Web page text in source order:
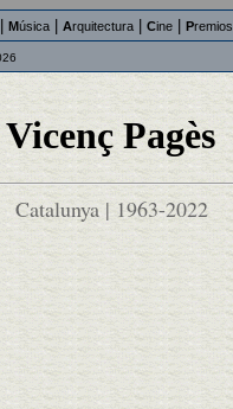
Música Arquitectura Cine Premios
Pagès
| 1963-2022